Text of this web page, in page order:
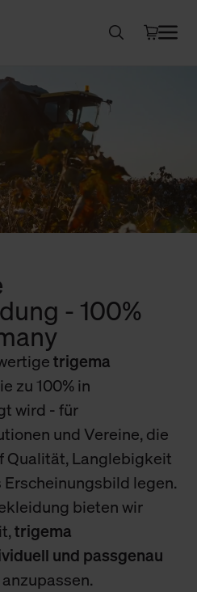
- 100%
trigema
zu 100% in
wird - für
und Vereine, die
Qualität, Langlebigkeit
legen.
bieten wir
trigema
und passgenau
anzupassen.